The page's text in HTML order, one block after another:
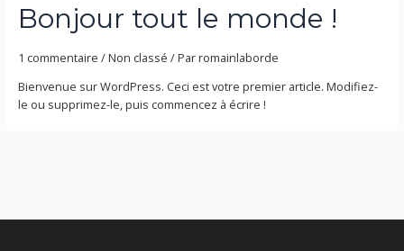
Bonjour tout le monde !
1 commentaire /Non classé / Parromainlaborde
Bienvenue sur WordPress. Ceci est votre premier article. Modifiez-
le ou supprimez-le, puis commencez à écrire !